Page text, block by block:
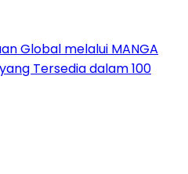
Global melalui MANGA
Tersedia dalam 100